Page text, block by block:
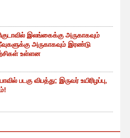
இலங்கைக்கு அருகாகவும்
அருகாகவும் இரண்டு
உள்ளன
படகு விபத்து; இருவர் உயிரிழப்பு,